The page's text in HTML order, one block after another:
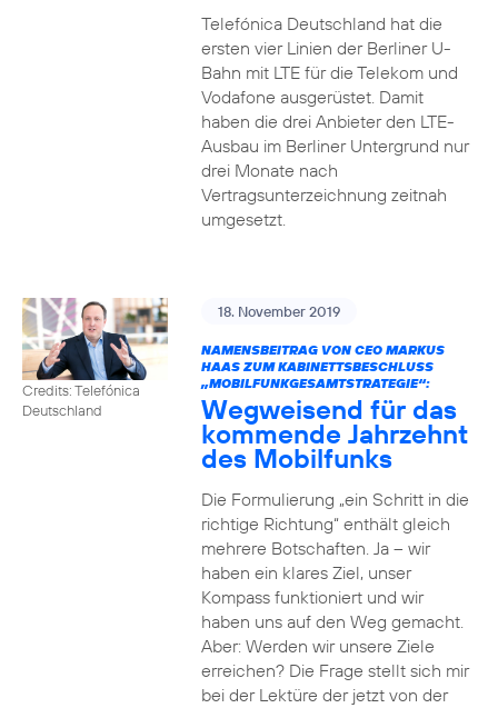
Telefónica Deutschland hat die
ersten vier Linien der Berliner U-
Bahn mit LTE für die Telekom und
Vodafone ausgerüstet. Damit
haben die drei Anbieter den LTE-
Ausbau im Berliner Untergrund nur
drei Monate nach
Vertragsunterzeichnung zeitnah
umgesetzt.
Credits: Telefónica
Deutschland
18. November 2019
NAMENSBEITRAG VON CEO MARKUS
HAAS ZUM KABINETTSBESCHLUSS
„MOBILFUNKGESAMTSTRATEGIE“:
Wegweisend für das
kommende Jahrzehnt
des Mobilfunks
Die Formulierung „ein Schritt in die
richtige Richtung“ enthält gleich
mehrere Botschaften. Ja – wir
haben ein klares Ziel, unser
Kompass funktioniert und wir
haben uns auf den Weg gemacht.
Aber: Werden wir unsere Ziele
erreichen? Die Frage stellt sich mir
bei der Lektüre der jetzt von der